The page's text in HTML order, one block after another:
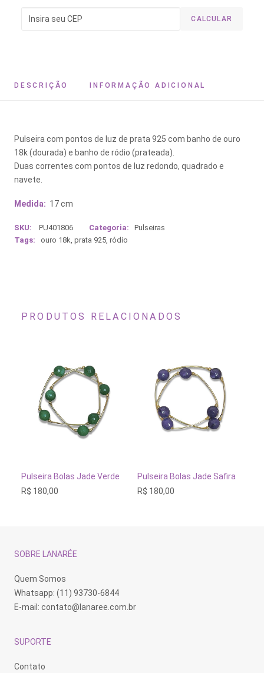
CALCULAR
DESCRIÇÃO INFORMAÇÃO ADICIONAL
Pulseira com pontos de luz de prata 925 com banho de ouro
18k (dourada) e banho de ródio (prateada).
Duas correntes com pontos de luz redondo, quadrado e
navete.
Medida: 17 cm
SKU: PU401806 Categoria:
Pulseiras
Tags:
ouro 18k, prata 925, ródio
PRODUTOS RELACIONADOS
ADICIONAR AO CARRINHO
Pulseira Bolas Jade Verde
R$ 180,00
ADICIONAR AO
Pulseira Bolas Jade Safira
R$ 180,00
SOBRE LANARÉE
Quem Somos
Whatsapp: (11) 93730-6844
E-mail: contato@lanaree.com.br
SUPORTE
Contato